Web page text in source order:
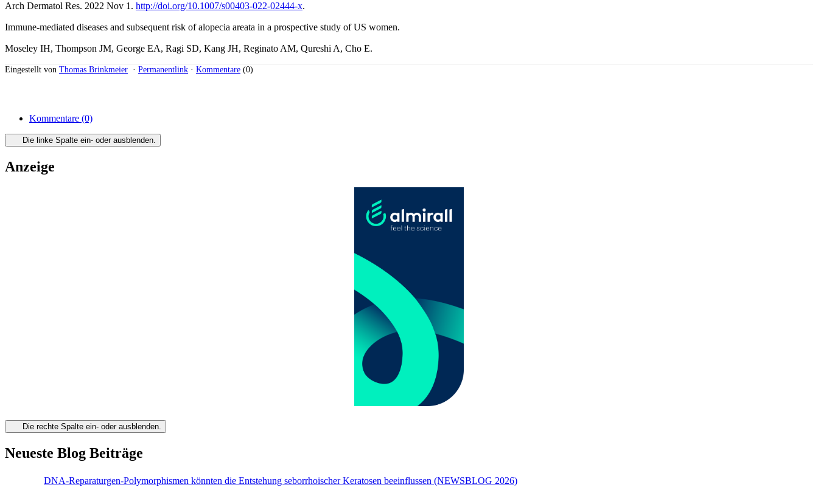
Arch Dermatol Res. 2022 Nov 1. http://doi.org/10.1007/s00403-022-02444-x.
Immune-mediated diseases and subsequent risk of alopecia areata in a prospective study of US women.
Moseley IH, Thompson JM, George EA, Ragi SD, Kang JH, Reginato AM, Qureshi A, Cho E.
Eingestellt von Thomas Brinkmeier · Permanentlink · Kommentare (0)
Kommentare (0)
Die linke Spalte ein- oder ausblenden.
Anzeige
Die rechte Spalte ein- oder ausblenden.
Neueste Blog Beiträge
DNA-Reparaturgen-Polymorphismen könnten die Entstehung seborrhoischer Keratosen beeinflussen (NEWSBLOG 2026)